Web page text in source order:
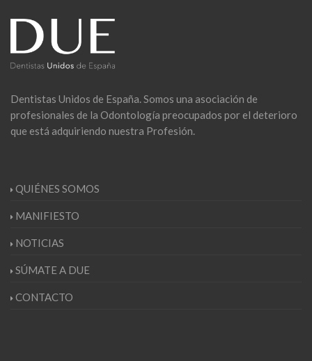
Dentistas Unidos de España. Somos una asociación de
profesionales de la Odontología preocupados por el deterioro
que está adquiriendo nuestra Profesión.
QUIÉNES SOMOS
MANIFIESTO
NOTICIAS
SÚMATE A DUE
CONTACTO